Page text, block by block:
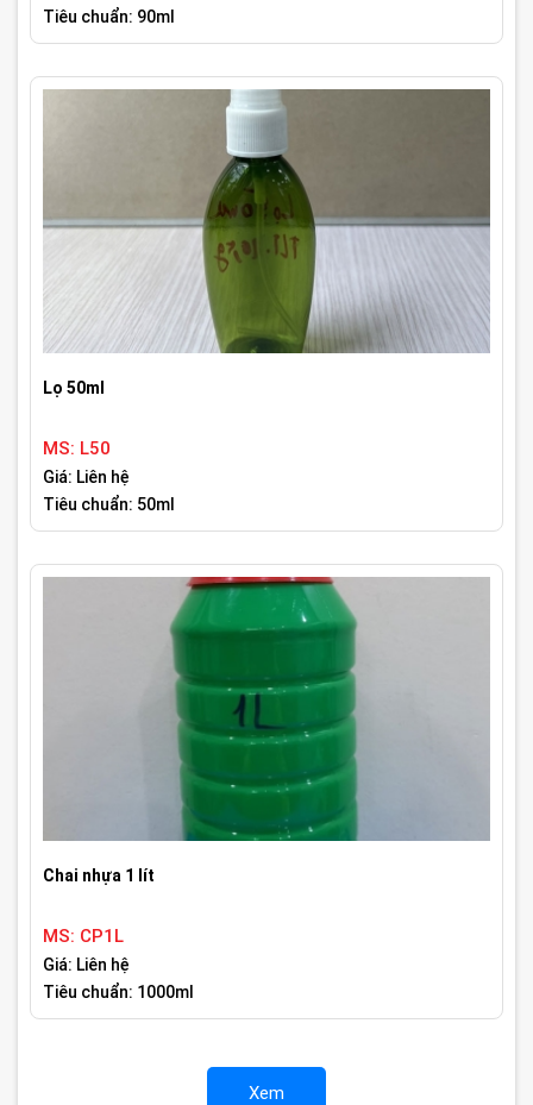
Tiêu chuẩn: 90ml
Lọ 50ml
MS: L50
Giá: Liên hệ
Tiêu chuẩn: 50ml
Chai nhựa 1 lít
MS: CP1L
Giá: Liên hệ
Tiêu chuẩn: 1000ml
Xem